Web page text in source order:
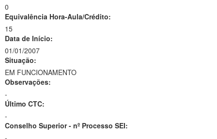
0
Equivalência Hora-Aula/Crédito:
15
Data de Início:
01/01/2007
Situação:
EM FUNCIONAMENTO
Observações:
-
Último CTC:
-
Conselho Superior - nº Processo SEI: